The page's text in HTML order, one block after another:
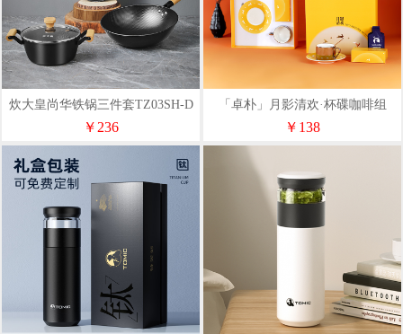
炊大皇尚华铁锅三件套TZ03SH-D
￥236
「卓朴」月影清欢·杯碟咖啡组
￥138